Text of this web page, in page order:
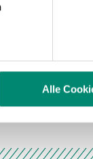
zu Ihrer
Alle